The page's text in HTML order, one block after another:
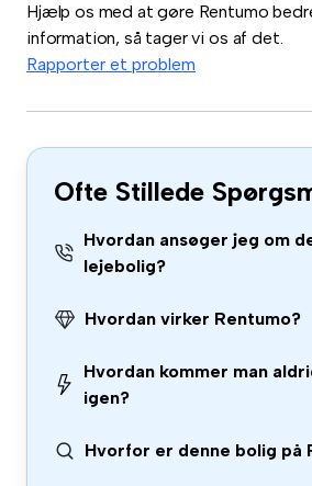
Hjælp os med at gøre Rentumo
information, så tager vi os af det.
Rapporter et problem
Ofte Stillede
Hvordan ansøger jeg om
lejebolig?
Hvordan virker Rentumo?
Hvordan kommer man
igen?
Hvorfor er denne bolig på